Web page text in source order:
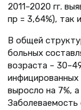
2011–2020 гг.
пр = 3,64%), так
В общей
больных
возраста –
инфицированных
выросло на 7%,